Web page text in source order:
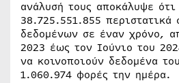
ανάλυσή τους αποκάλυψε ότι
38.725.551.855 περιστατικά
δεδομένων σε έναν χρόνο,
2023 έως τον Ιούνιο του
να κοινοποιούν δεδομένα
1.060.974 φορές την ημέρα.